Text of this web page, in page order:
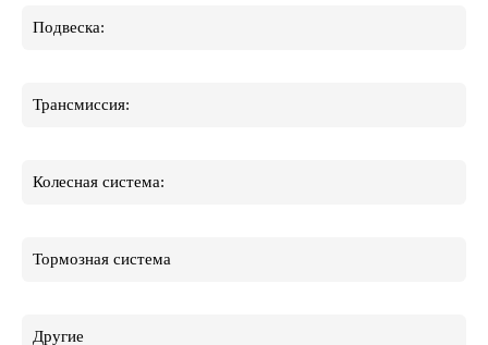
Подвеска:
Трансмиссия:
Колесная система:
Тормозная система
Другие